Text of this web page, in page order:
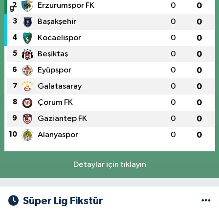
2 Erzurumspor FK 0 0
3 Başakşehir 0 0
4 Kocaelispor 0 0
5 Beşiktaş 0 0
6 Eyüpspor 0 0
7 Galatasaray 0 0
8 Çorum FK 0 0
9 Gaziantep FK 0 0
10 Alanyaspor 0 0
Detaylar için tıklayın
Süper Lig Fikstür